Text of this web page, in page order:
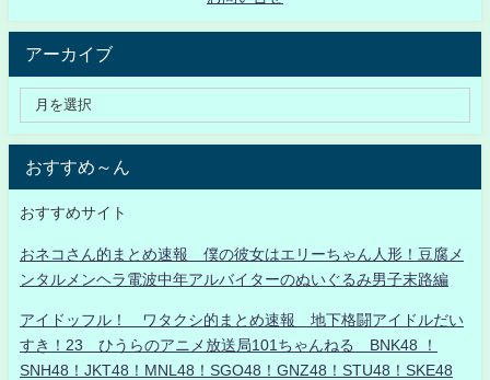
アーカイブ
おすすめ～ん
おすすめサイト
おネコさん的まとめ速報 僕の彼女はエリーちゃん人形！豆腐メ
ンタルメンヘラ電波中年アルバイターのぬいぐるみ男子末路編
アイドッフル！ ワタクシ的まとめ速報 地下格闘アイドルだい
すき！23 ひうらのアニメ放送局101ちゃんねる BNK48 ！
SNH48！JKT48！MNL48！SGO48！GNZ48！STU48！SKE48